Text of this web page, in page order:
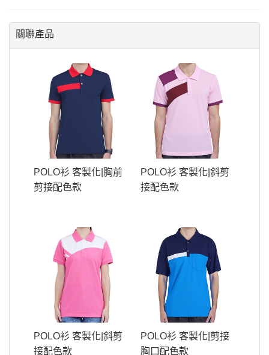
關聯產品
POLO衫 客製化|胸前
剪接配色款
POLO衫 客製化|斜剪
接配色款
POLO衫 客製化|斜剪
接配色款
POLO衫 客製化|剪接
胸口配色款